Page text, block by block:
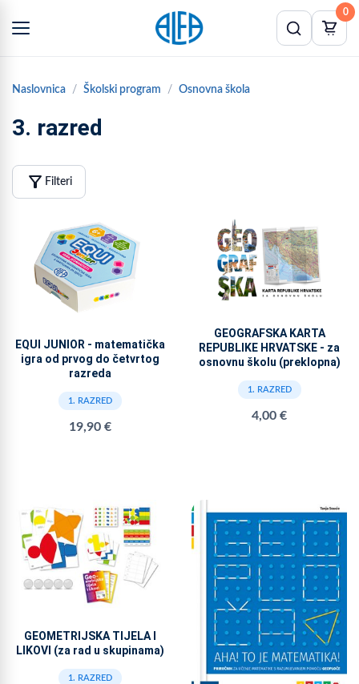
0
Naslovnica Školski program Osnovna škola
3. razred
filter_alt Filteri
EQUI JUNIOR - matematička
igra od prvog do četvrtog
razreda
1. RAZRED
19,90 €
GEOGRAFSKA KARTA
REPUBLIKE HRVATSKE - za
osnovnu školu (preklopna)
1. RAZRED
4,00 €
GEOMETRIJSKA TIJELA I
LIKOVI (za rad u skupinama)
1. RAZRED